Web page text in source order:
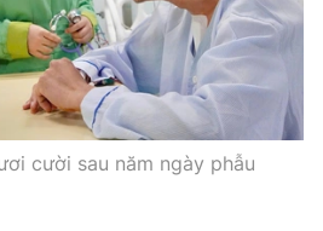
cười sau năm ngày phẫu